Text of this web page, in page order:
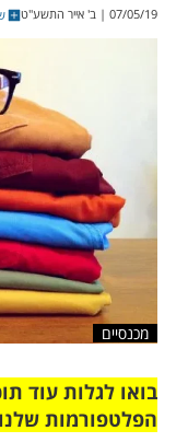
מכנסיים מחוץ
ללבוש מכנסיים
שלח לחבר